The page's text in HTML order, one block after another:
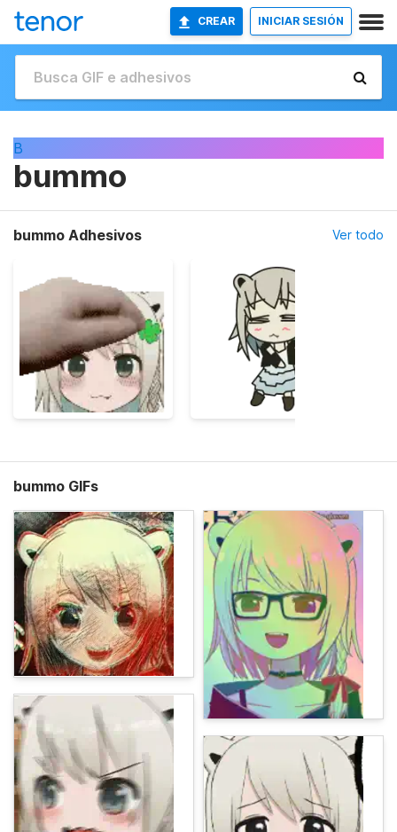
CREAR INICIAR SESIÓN
B
bummo
bummo Adhesivos Ver todo
bummo GIFs